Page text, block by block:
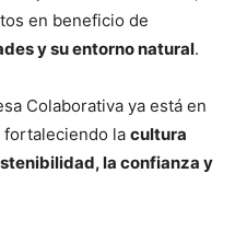
en beneficio de
y su entorno natural.
Colaborativa ya está en
fortaleciendo la cultura
la confianza y